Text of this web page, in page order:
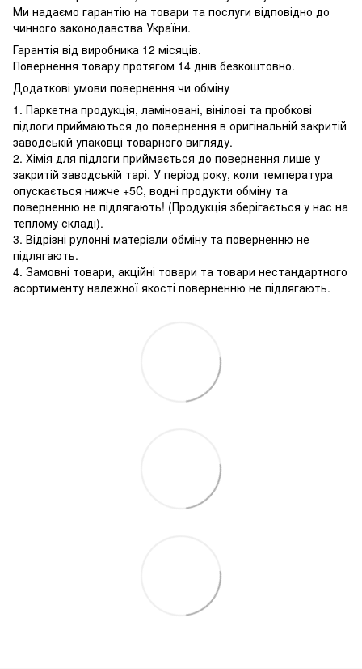
Ми надаємо гарантію на товари та послуги відповідно до
чинного законодавства України.
Гарантія від виробника 12 місяців.
Повернення товару протягом 14 днів безкоштовно.
Додаткові умови повернення чи обміну
1. Паркетна продукція, ламіновані, вінілові та пробкові
підлоги приймаються до повернення в оригінальній закритій
заводській упаковці товарного вигляду.
2. Хімія для підлоги приймається до повернення лише у
закритій заводській тарі. У період року, коли температура
опускається нижче +5С, водні продукти обміну та
поверненню не підлягають! (Продукція зберігається у нас на
теплому складі).
3. Відрізні рулонні матеріали обміну та поверненню не
підлягають.
4. Замовні товари, акційні товари та товари нестандартного
асортименту належної якості поверненню не підлягають.